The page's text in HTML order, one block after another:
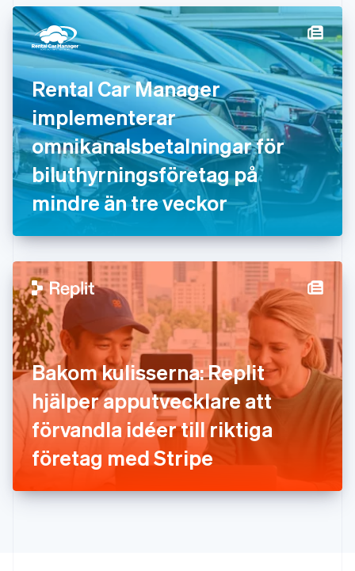
Rental Car Manager
implementerar
omnikanalsbetalningar för
biluthyrningsföretag på
mindre än tre veckor
Bakom kulisserna: Replit
hjälper apputvecklare att
förvandla idéer till riktiga
företag med Stripe
Finland
EnglishSvenska
Frankrike
FrançaisEnglish
Förenade Arabemiraten
English
Gibraltar
English
Grekland
English
Hongkong SAR, Kina
English简体中文
Indien
Irland
English
Italien
ItalianoEnglish
Japan
日本語
Kanada
English Français
Kroatien
English Italiano
Lettland
Liechtenstein
Deutsch
Litauen
Luxemburg